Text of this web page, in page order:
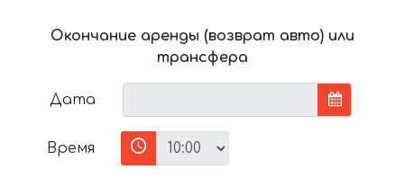
Окончание аренды (возврат авто) или
трансфера
Дата
Время